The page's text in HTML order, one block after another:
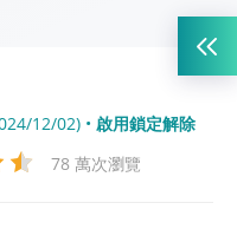
12/02) • 啟用鎖定解除
78 萬次瀏覽